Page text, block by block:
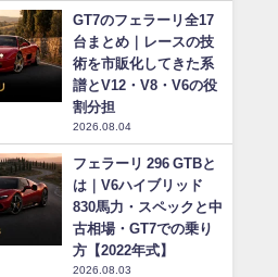
GT7のフェラーリ全17
台まとめ｜レースの技
術を市販化してきた系
譜とV12・V8・V6の役
割分担
2026.08.04
フェラーリ 296 GTBと
は｜V6ハイブリッド
830馬力・スペックと中
古相場・GT7での乗り
方【2022年式】
2026.08.03